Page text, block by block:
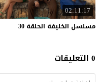
02:11:17
مسلسل الخليفة الحلقة 30
0 التعليقات